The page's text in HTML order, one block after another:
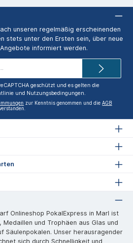
unseren regelmäßig erscheinenden
stets unter den Ersten sein, über neue
informiert werden.
geschützt und es gelten die
und Nutzungsbedingungen.
zur Kenntnis genommen und dieAGB
Onlineshop PokalExpress in Marl ist
und Trophäen aus Glas und
Säulenpokalen. Unser herausragender
sich durch Schnelligkeit und